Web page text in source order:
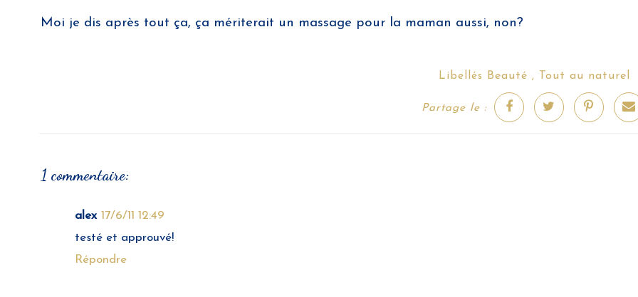
Moi je dis après tout ça, ça mériterait un massage pour la maman aussi, non?
Libellés Beauté , Tout au naturel
Partage le :
1 commentaire:
alex 17/6/11 12:49
testé et approuvé!
Répondre